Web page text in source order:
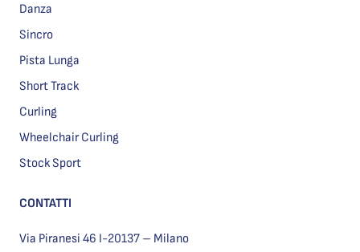
Danza
Sincro
Pista Lunga
Short Track
Curling
Wheelchair Curling
Stock Sport
CONTATTI
Via Piranesi 46 I-20137 – Milano